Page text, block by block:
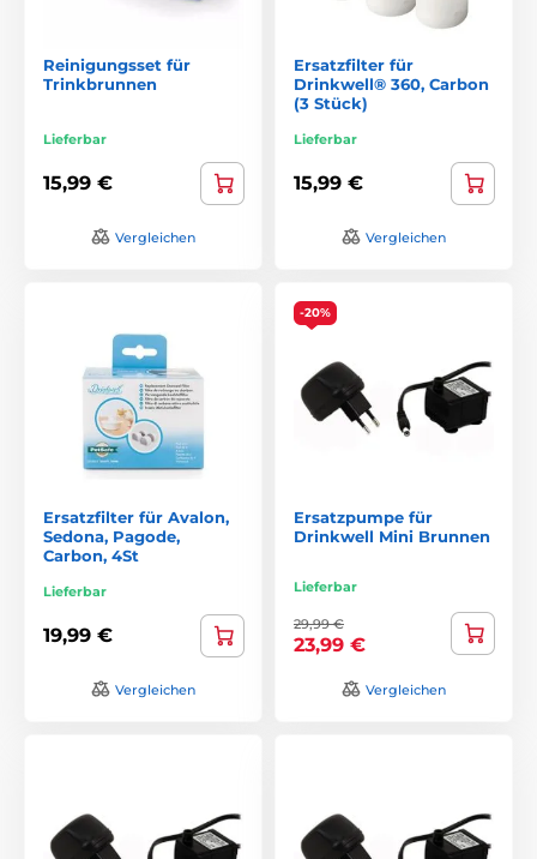
Reinigungsset für
Trinkbrunnen
Lieferbar
15,99 €
Vergleichen
Ersatzfilter für
Drinkwell® 360, Carbon
(3 Stück)
Lieferbar
15,99 €
Vergleichen
Ersatzfilter für Avalon,
Sedona, Pagode,
Carbon, 4St
Lieferbar
19,99 €
Vergleichen
-20%
Ersatzpumpe für
Drinkwell Mini Brunnen
Lieferbar
29,99 €
23,99 €
Vergleichen